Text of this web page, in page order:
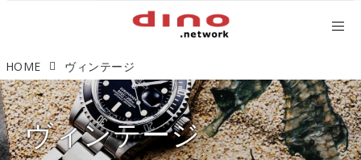
HOME ヴィンテージ
ヴィンテージ